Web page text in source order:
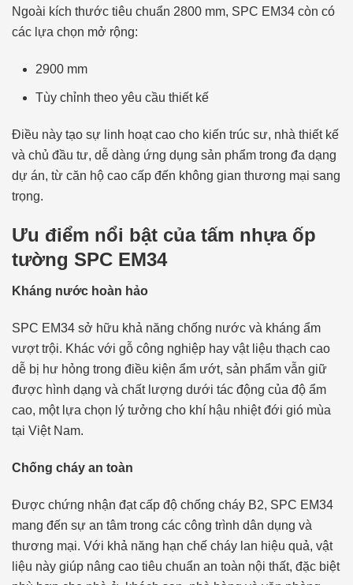
Ngoài kích thước tiêu chuẩn 2800 mm, SPC EM34 còn có
các lựa chọn mở rộng:
2900 mm
Tùy chỉnh theo yêu cầu thiết kế
Điều này tạo sự linh hoạt cao cho kiến trúc sư, nhà thiết kế
và chủ đầu tư, dễ dàng ứng dụng sản phẩm trong đa dạng
dự án, từ căn hộ cao cấp đến không gian thương mại sang
trọng.
Ưu điểm nổi bật của tấm nhựa ốp
tường SPC EM34
Kháng nước hoàn hảo
SPC EM34 sở hữu khả năng chống nước và kháng ẩm
vượt trội. Khác với gỗ công nghiệp hay vật liệu thạch cao
dễ bị hư hỏng trong điều kiện ẩm ướt, sản phẩm vẫn giữ
được hình dạng và chất lượng dưới tác động của độ ẩm
cao, một lựa chọn lý tưởng cho khí hậu nhiệt đới gió mùa
tại Việt Nam.
Chống cháy an toàn
Được chứng nhận đạt cấp độ chống cháy B2, SPC EM34
mang đến sự an tâm trong các công trình dân dụng và
thương mại. Với khả năng hạn chế cháy lan hiệu quả, vật
liệu này giúp nâng cao tiêu chuẩn an toàn nội thất, đặc biệt